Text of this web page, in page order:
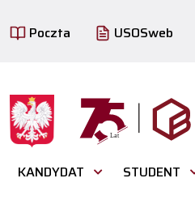
Poczta USOSweb
KANDYDAT STUDENT